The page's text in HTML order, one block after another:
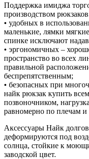
Поддержка имиджа
производством
• удобных в
маленькие, лямки
спинке исключают
• эргономичных –
пространство во всех
правильной
беспрепятственным;
• безопасных при
найк рюкзак купить
позвоночником,
равномерно по плечам и
Аксессуары Найк
деформируются под
солнца, стойкие к
заводской цвет.